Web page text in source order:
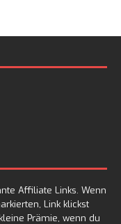
Affiliate Links. Wenn
Link klickst
Prämie, wenn du